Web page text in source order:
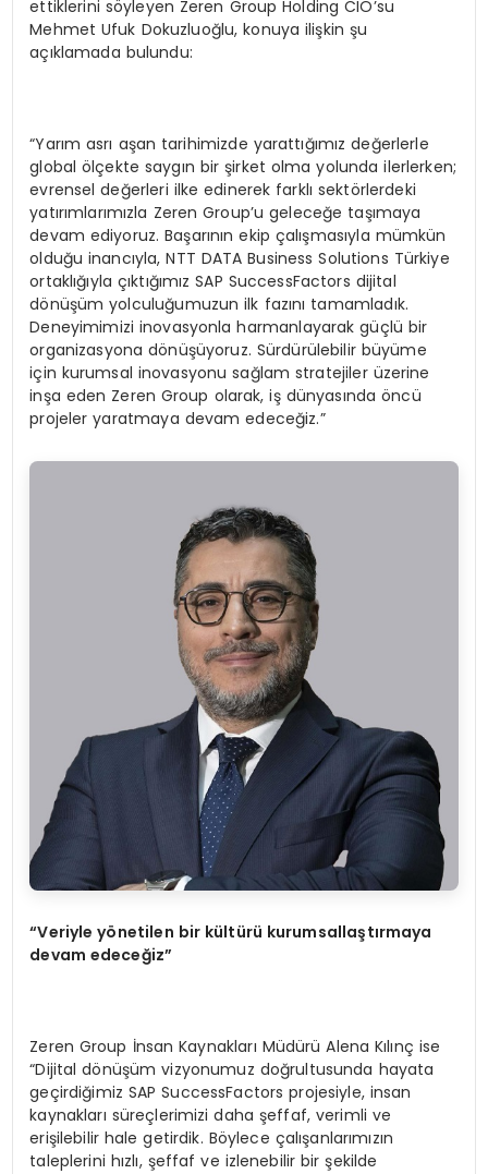
ettiklerini söyleyen Zeren Group Holding CIO’su
Mehmet Ufuk Dokuzluoğlu, konuya ilişkin şu
açıklamada bulundu:
“Yarım asrı aşan tarihimizde yarattığımız değerlerle
global ölçekte saygın bir şirket olma yolunda ilerlerken;
evrensel değerleri ilke edinerek farklı sektörlerdeki
yatırımlarımızla Zeren Group’u geleceğe taşımaya
devam ediyoruz. Başarının ekip çalışmasıyla mümkün
olduğu inancıyla, NTT DATA Business Solutions Türkiye
ortaklığıyla çıktığımız SAP SuccessFactors dijital
dönüşüm yolculuğumuzun ilk fazını tamamladık.
Deneyimimizi inovasyonla harmanlayarak güçlü bir
organizasyona dönüşüyoruz. Sürdürülebilir büyüme
için kurumsal inovasyonu sağlam stratejiler üzerine
inşa eden Zeren Group olarak, iş dünyasında öncü
projeler yaratmaya devam edeceğiz.”
“Veriyle yönetilen bir kültürü kurumsallaştırmaya
devam edeceğiz”
Zeren Group İnsan Kaynakları Müdürü Alena Kılınç ise
“Dijital dönüşüm vizyonumuz doğrultusunda hayata
geçirdiğimiz SAP SuccessFactors projesiyle, insan
kaynakları süreçlerimizi daha şeffaf, verimli ve
erişilebilir hale getirdik. Böylece çalışanlarımızın
taleplerini hızlı, şeffaf ve izlenebilir bir şekilde